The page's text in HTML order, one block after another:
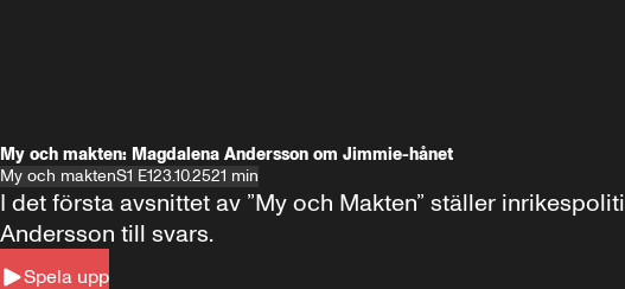
My och makten: Magdalena Andersson om Jimmie-hånet
My och maktenS1 E123.10.2521 min
Spela upp
I det första avsnittet av ”My och Makten” ställer
Andersson till svars.